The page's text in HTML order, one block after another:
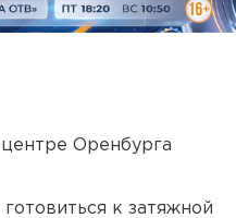
Оренбурга
к затяжной